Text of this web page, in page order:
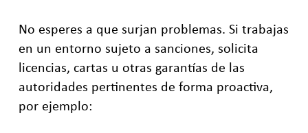
No esperes a que surjan problemas. Si trabajas
en un entorno sujeto a sanciones, solicita
licencias, cartas u otras garantías de las
autoridades pertinentes de forma proactiva,
por ejemplo: